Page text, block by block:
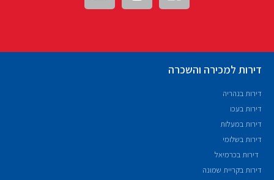
דירות למכירה והשכרה
דירות בנהריה
דירות בעכו
דירות במעלות
דירות בשלומי
דירות בכרמיאל
דירות בקריית שמונה